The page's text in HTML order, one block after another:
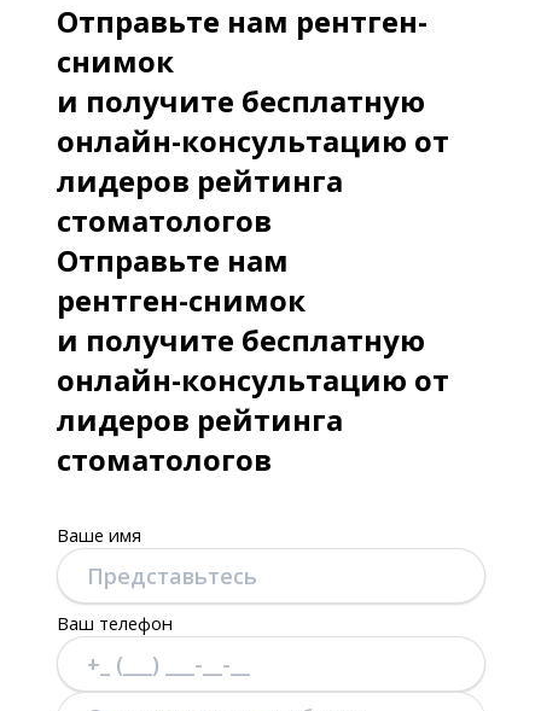
Отправьте нам рентген-
снимок
и получите бесплатную
онлайн-консультацию от
лидеров рейтинга
стоматологов
Отправьте нам
рентген-снимок
и получите бесплатную
онлайн-консультацию от
лидеров рейтинга
стоматологов
Ваше имя
Ваш телефон